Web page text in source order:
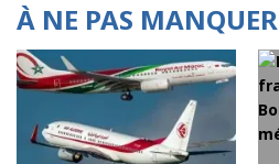
À NE PAS MANQUER